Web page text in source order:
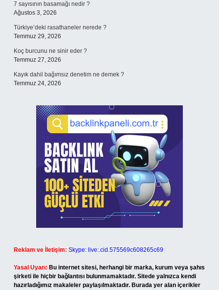
7 sayısının basamağı nedir ?
Ağustos 3, 2026
Türkiye’deki rasathaneler nerede ?
Temmuz 29, 2026
Koç burcunu ne sinir eder ?
Temmuz 27, 2026
Kayık dahil bağımsız denetim ne demek ?
Temmuz 24, 2026
Reklam ve İletişim: Skype: live:.cid.575569c608265c69
Yasal Uyarı: Bu internet sitesi, herhangi bir marka, kurum veya şahıs
şirketi ile hiçbir bağlantısı bulunmamaktadır. Sitede yalnızca kendi
hazırladığımız makaleler paylaşılmaktadır. Burada yer alan içerikler